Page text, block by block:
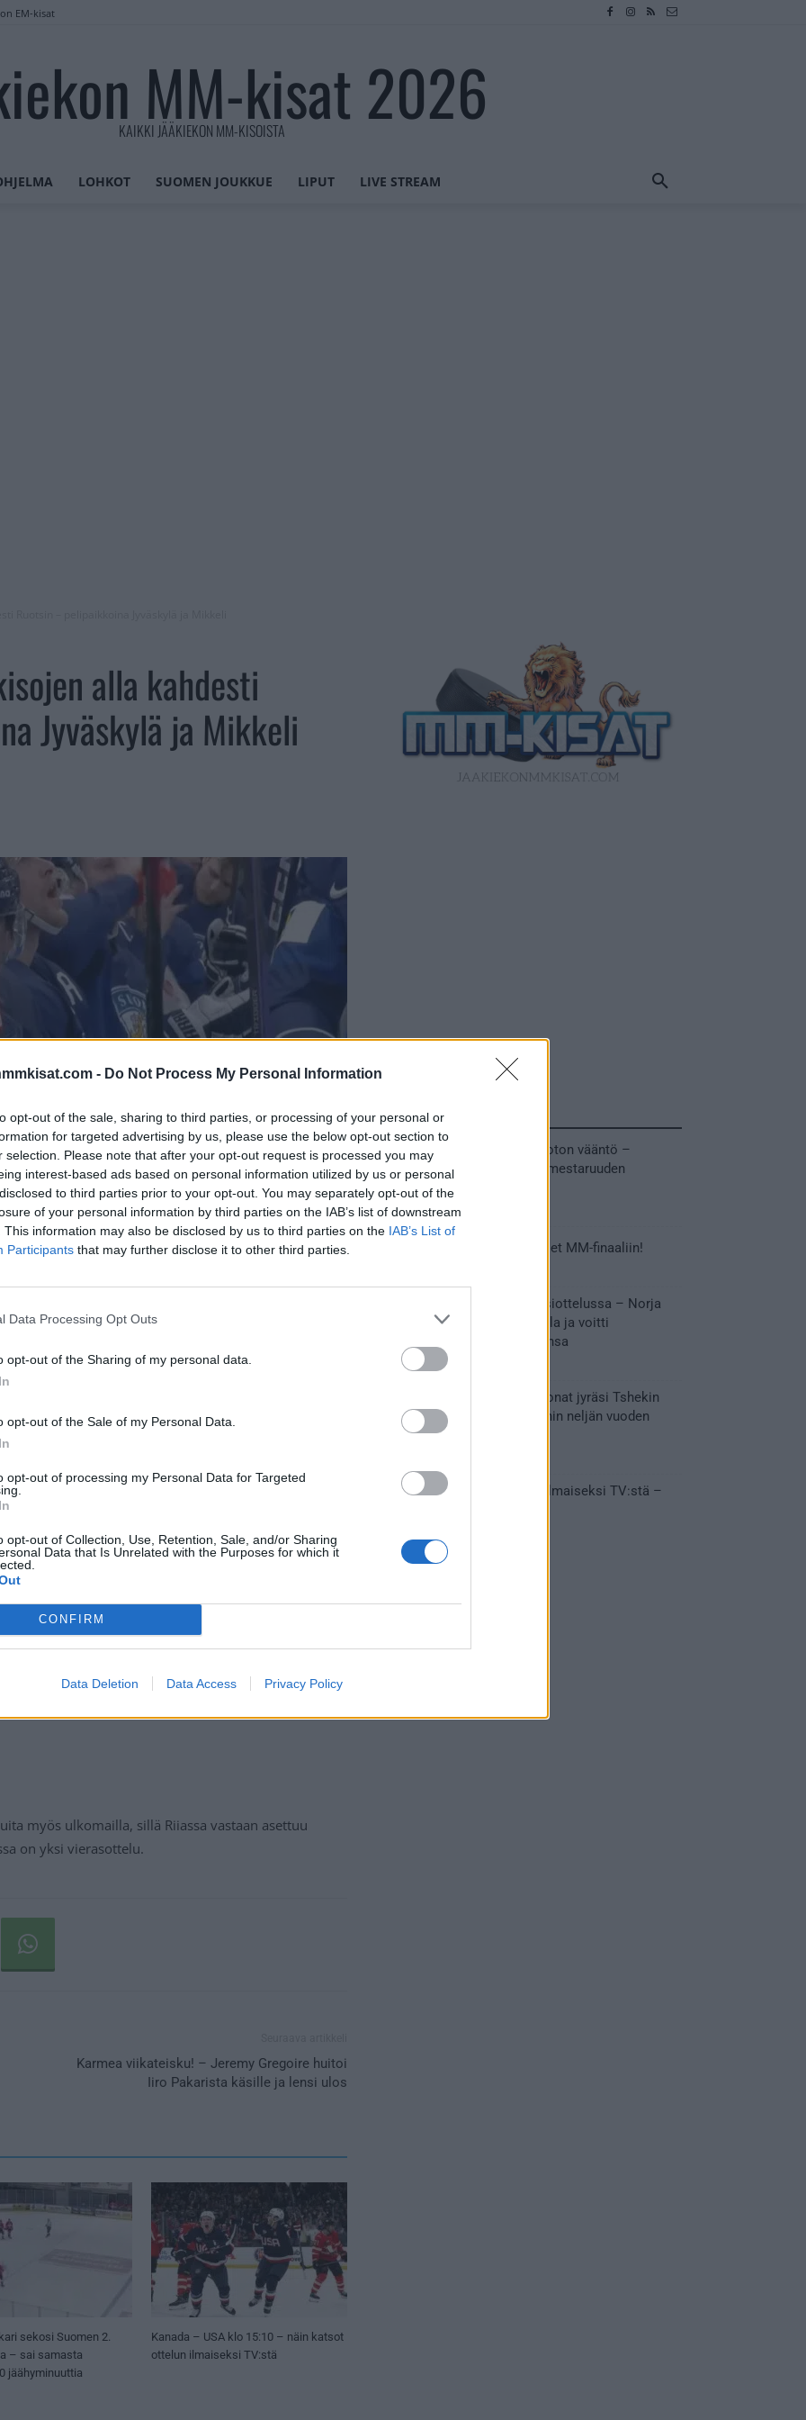
- Do Not Process My Personal Information
opt-out of the sale, sharing to third parties, or processing of your personal or
for targeted advertising by us, please use the below opt-out section to
selection. Please note that after your opt-out request is processed you may
interest-based ads based on personal information utilized by us or personal
to third parties prior to your opt-out. You may separately opt-out of the
of your personal information by third parties on the IAB’s list of downstream
This information may also be disclosed by us to third parties on the IAB’s List of
Participants that may further disclose it to other third parties.
Data Processing Opt Outs
opt-out of the Sharing of my personal data.
opt-out of the Sale of my Personal Data.
opt-out of processing my Personal Data for Targeted
opt-out of Collection, Use, Retention, Sale, and/or Sharing
Data that Is Unrelated with the Purposes for which it
CONFIRM
Data Deletion Data Access Privacy Policy
EM-kisat
MM-kisat 2026
KAIKKI JÄÄKIEKON MM-KISOISTA
LOHKOT SUOMEN JOUKKUE LIPUT LIVE STREAM
alla kahdesti
Jyväskylä ja Mikkeli
MM-kisoihin Suomessa, kun Ruotsi
Tshekin Prahassa ja Ostravassa. Suomi valmistautuu
voimin, sillä ennen MM-kisojen alkua
Suomi pelaa kaksi harjoitusottelua Ruotsia vastaan,
Jyväskylässä ja perjantaina 19.4. klo 18.30
keskiviikkona 28.2. klo 12.00. Jyväskylään
Mainos:
myös ulkomailla, sillä Riiassa vastaan asettuu
on yksi vierasottelu.
Karmea viikateisku! – Jeremy Gregoire huitoi
Iiro Pakarista käsille ja lensi ulos
sekosi Suomen 2.
– sai samasta
jäähyminuuttia
Kanada – USA klo 15:10 – näin katsot
ottelun ilmaiseksi TV:stä
Tuoreimmat uutiset
MM-kullasta käytiin armoton vääntö –
Leijonat voitti maailmanmestaruuden
jatkoajalla
31.05.2026 23:27
Tässä Leijonien kentälliset MM-finaaliin!
Huikeaa draamaa pronssiottelussa – Norja
kaatoi Kanadan jatkoajalla ja voitti
ensimmäisen MM-mitalinsa
31.05.2026 18:25
Vakuuttava esitys – Leijonat jyräsi Tshekin
nurin ja eteni mitalipeleihin neljän vuoden
tauon jälkeen
Suomi – Tshekki näkyy ilmaiseksi TV:stä –